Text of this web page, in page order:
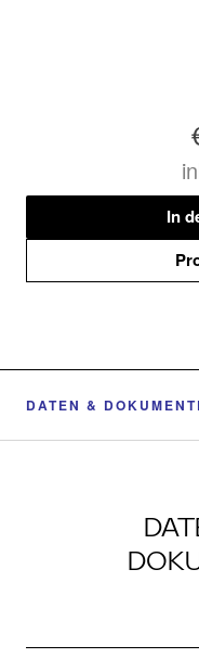
In
DATEN &